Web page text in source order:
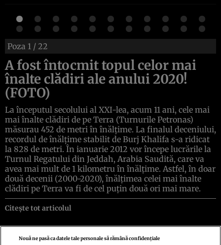
Poza 1 / 22
A fost întocmit topul celor mai
înalte clădiri ale anului 2020!
(FOTO)
La începutul secolului al XXI-lea, acum 11 ani, cele mai
mai înalte clădiri de pe Terra (Turnurile Petronas)
măsurau 452 de metri în înălţime. La finalul deceniului,
recordul de înălţime stabilit de Burj Khalifa s-a ridicat
la 828 de metri. În ianuarie 2012 vor începe lucrările la
Turnul Regatului din Jeddah, Arabia Saudită, care va
avea mai mult de 1 kilometru în înălţime. Astfel, în doar
două decenii (2000-2020), înălţimea celei mai înalte
clădiri pe Terra va fi de cel puţin două ori mai mare.
Citește tot articolul
Nouă ne pasă ca datele tale personale să rămână confidențiale